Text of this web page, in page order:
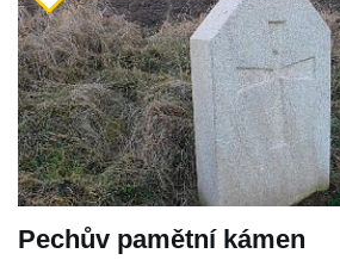
Pechův pamětní kámen